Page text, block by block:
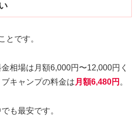
とです。
相場は月額6,000円〜12,000円く
キャンプの料金は 月額6,480円 。
も最安です。